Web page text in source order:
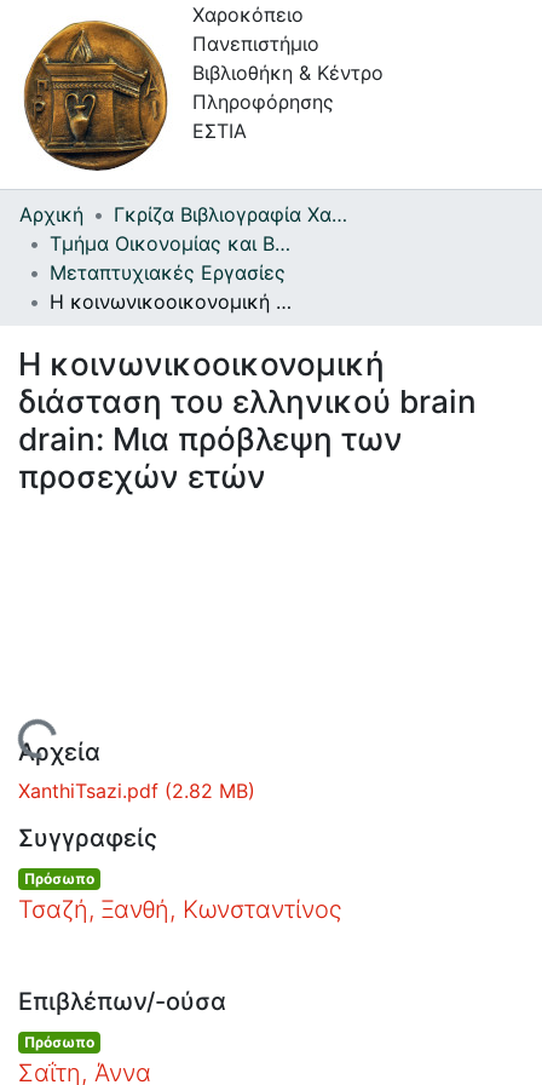
Χαροκόπειο
Πανεπιστήμιο
Βιβλιοθήκη & Κέντρο
Πληροφόρησης
ΕΣΤΙΑ
Συλλογές
Πλοήγηση στην Εστία
Πληροφορίες
Επικοινωνία
Υπηρεσίες
Αρχική
Γκρίζα Βιβλιογραφία Χαροκοπείου Πανεπιστημίου
Τμήμα Οικονομίας και Βιώσιμης Ανάπτυξης
Μεταπτυχιακές Εργασίες
Η κοινωνικοοικονομική διάσταση του ελληνικού brain drain: Μια πρόβλεψη των προσεχών ετών
Η κοινωνικοοικονομική
διάσταση του ελληνικού brain
drain: Μια πρόβλεψη των
προσεχών ετών
Φόρτωση...
Αρχεία
XanthiTsazi.pdf (2.82 MB)
Συγγραφείς
Πρόσωπο
Τσαζή, Ξανθή, Κωνσταντίνος
Επιβλέπων/-ούσα
Πρόσωπο
Σαΐτη, Άννα